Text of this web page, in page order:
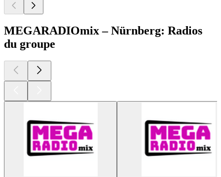
MEGARADIOmix – Nürnberg: Radios
du groupe